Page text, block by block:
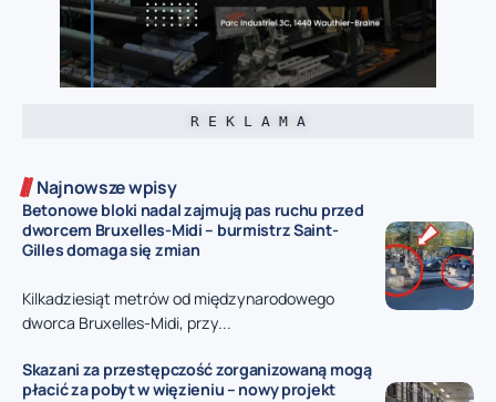
R E K L A M A
Najnowsze wpisy
Betonowe bloki nadal zajmują pas ruchu przed
dworcem Bruxelles-Midi – burmistrz Saint-
Gilles domaga się zmian
Kilkadziesiąt metrów od międzynarodowego
dworca Bruxelles-Midi, przy...
Skazani za przestępczość zorganizowaną mogą
płacić za pobyt w więzieniu – nowy projekt